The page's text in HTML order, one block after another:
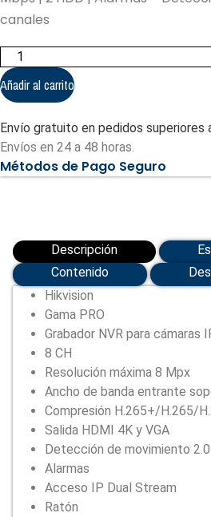
canales
Hikvision
-
Gama
PRO
(DS-
Q2(D)/alarm)
cantidad
Añadir al carrito
Envío gratuito en pedidos superiores
Envíos en 24 a 48 horas.
Métodos de Pago Seguro
Descripción
Contenido
Hikvision
Gama PRO
Grabador NVR para cámaras
8 CH
Resolución máxima 8 Mpx
Ancho de banda entrante
Compresión H.265+/H.265/
Salida HDMI 4K y VGA
Detección de movimiento
Alarmas
Acceso IP Dual Stream
Ratón